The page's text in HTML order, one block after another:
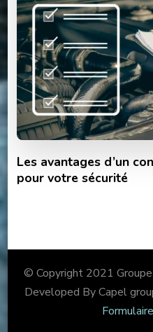
Les avantages d’un
pour votre sécurité
© Copyright 2021
Developed By Capel
Formulaire